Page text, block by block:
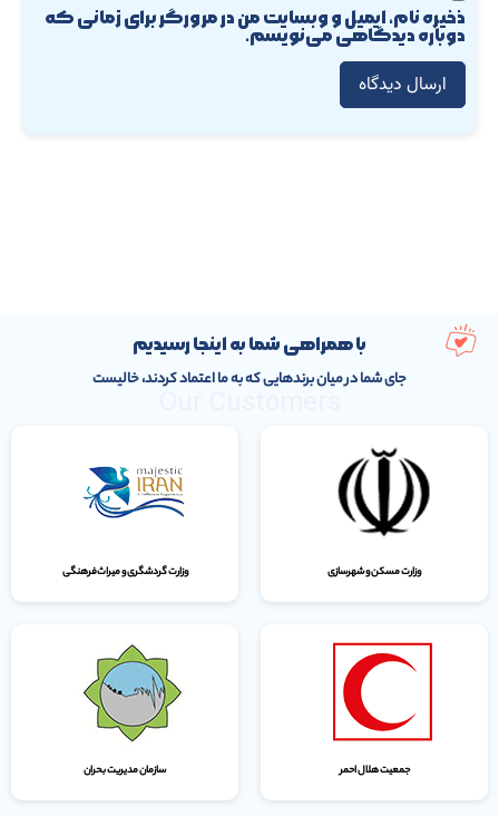
ذخیره نام، ایمیل و وبسایت من در مرورگر برای زمانی که
دوباره دیدگاهی می‌نویسم.
با همراهی شما به اینجا رسیدیم
جای شما در میان برندهایی که به ما اعتماد کردند، خالیست
وزارت مسکن و شهرسازی وزارت گردشگری و میراث‌فرهنگی
جمعیت هلال احمر سازمان مدیریت بحران